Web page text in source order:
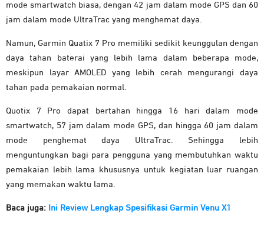
mode smartwatch biasa, dengan 42 jam dalam mode GPS dan 60
jam dalam mode UltraTrac yang menghemat daya.
Namun, Garmin Quatix 7 Pro memiliki sedikit keunggulan dengan
daya tahan baterai yang lebih lama dalam beberapa mode,
meskipun layar AMOLED yang lebih cerah mengurangi daya
tahan pada pemakaian normal.
Quotix 7 Pro dapat bertahan hingga 16 hari dalam mode
smartwatch, 57 jam dalam mode GPS, dan hingga 60 jam dalam
mode penghemat daya UltraTrac. Sehingga lebih
menguntungkan bagi para pengguna yang membutuhkan waktu
pemakaian lebih lama khususnya untuk kegiatan luar ruangan
yang memakan waktu lama.
Baca juga: Ini Review Lengkap Spesifikasi Garmin Venu X1